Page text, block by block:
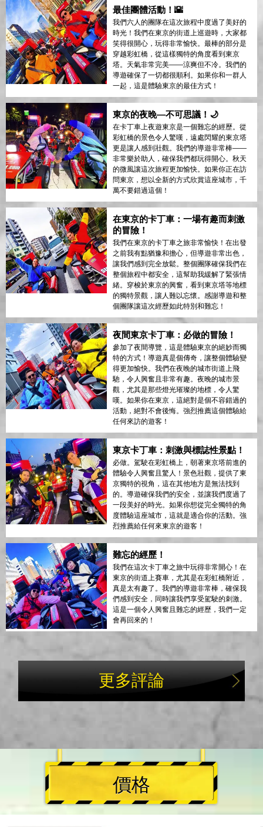
最佳團體活動！🌇
我們六人的團隊在這次旅程中度過了美好的
時光！我們在東京的街道上巡遊時，大家都
笑得很開心，玩得非常愉快。最棒的部分是
穿越彩虹橋，從這樣獨特的角度看到東京
塔。天氣非常完美——涼爽但不冷。我們的
導遊確保了一切都很順利。如果你和一群人
一起，這是體驗東京的最佳方式！
東京的夜晚—不可思議！🌙
在卡丁車上夜遊東京是一個難忘的經歷。從
彩虹橋的景色令人驚嘆，遠處閃耀的東京塔
更是讓人感到壯觀。我們的導遊非常棒——
非常樂於助人，確保我們都玩得開心。秋天
的微風讓這次旅程更加愉快。如果你正在訪
問東京，想以全新的方式欣賞這座城市，千
萬不要錯過這個！
在東京的卡丁車：一場有趣而刺激
的冒險！
我們在東京的卡丁車之旅非常愉快！在出發
之前我有點猶豫和擔心，但導遊非常出色，
讓我們感到完全放鬆。整個團隊確保我們在
整個旅程中都安全，這幫助我緩解了緊張情
緒。穿梭於東京的興奮，看到東京塔等地標
的獨特景觀，讓人難以忘懷。感謝導遊和整
個團隊讓這次經歷如此特別和難忘！
夜間東京卡丁車：必做的冒險！
參加了夜間導覽，這是體驗東京的絕妙而獨
特的方式！導遊真是個傳奇，讓整個體驗變
得更加愉快。我們在夜晚的城市街道上飛
馳，令人興奮且非常有趣。夜晚的城市景
觀，尤其是那些燈光璀璨的地標，令人驚
嘆。如果你在東京，這絕對是個不容錯過的
活動，絕對不會後悔。強烈推薦這個體驗給
任何來訪的遊客！
東京卡丁車：刺激與標誌性景點！
必做。駕駛在彩虹橋上，朝著東京塔前進的
體驗令人興奮且驚人！景色壯觀，提供了東
京獨特的視角，這在其他地方是無法找到
的。導遊確保我們的安全，並讓我們度過了
一段美好的時光。如果你想從完全獨特的角
度體驗這座城市，這就是適合你的活動。強
烈推薦給任何來東京的遊客！
難忘的經歷！
我們在這次卡丁車之旅中玩得非常開心！在
東京的街道上賽車，尤其是在彩虹橋附近，
真是太有趣了。我們的導遊非常棒，確保我
們感到安全，同時讓我們享受駕駛的刺激。
這是一個令人興奮且難忘的經歷，我們一定
會再回來的！
更多評論
價格